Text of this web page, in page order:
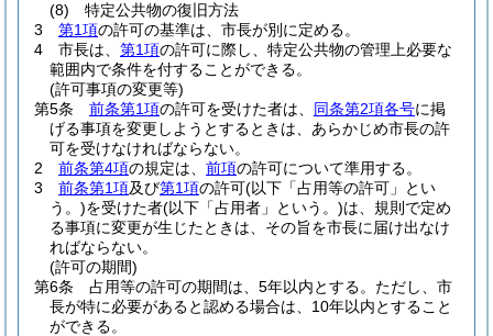
(8)
特定公共物の復旧方法
3
第1項の許可の基準は、市長が別に定める。
4
市長は、 第1項の許可に際し、特定公共物の管理上必要な
範囲内で条件を付することができる。
(許可事項の変更等)
第5条
前条第1項の許可を受けた者は、 同条第2項各号に掲
げる事項を変更しようとするときは、あらかじめ市長の許
可を受けなければならない。
2
前条第4項の規定は、 前項の許可について準用する。
3
前条第1項及び第1項の許可(以下「占用等の許可」とい
う。)を受けた者(以下「占用者」という。)は、規則で定め
る事項に変更が生じたときは、その旨を市長に届け出なけ
ればならない。
(許可の期間)
第6条
占用等の許可の期間は、5年以内とする。 ただし、市
長が特に必要があると認める場合は、10年以内とすること
ができる。